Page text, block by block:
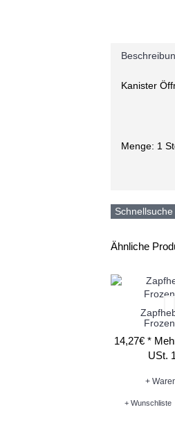
Kanister
Menge: 1
Schnellsuche
Ähnliche
14,27€ *
USt.
+
+ Wunschliste